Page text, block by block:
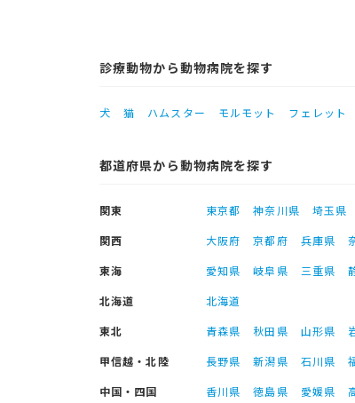
診療動物から動物病院を探す
犬 猫 ハムスター モルモット フェレット
都道府県から動物病院を探す
関東 東京都 神奈川県 埼玉県
関西
大阪府 京都府 兵庫県
東海
愛知県 岐阜県 三重県
北海道
北海道
東北
青森県 秋田県 山形県
甲信越・北陸
長野県 新潟県 石川県
中国・四国
香川県 徳島県 愛媛県